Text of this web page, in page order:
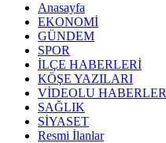
Anasayfa
EKONOMİ
GÜNDEM
SPOR
İLÇE HABERLERİ
KÖŞE YAZILARI
VİDEOLU HABERLER
SAĞLIK
SİYASET
Resmi İlanlar